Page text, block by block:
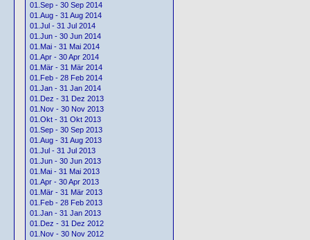
01.Sep - 30 Sep 2014
01.Aug - 31 Aug 2014
01.Jul - 31 Jul 2014
01.Jun - 30 Jun 2014
01.Mai - 31 Mai 2014
01.Apr - 30 Apr 2014
01.Mär - 31 Mär 2014
01.Feb - 28 Feb 2014
01.Jan - 31 Jan 2014
01.Dez - 31 Dez 2013
01.Nov - 30 Nov 2013
01.Okt - 31 Okt 2013
01.Sep - 30 Sep 2013
01.Aug - 31 Aug 2013
01.Jul - 31 Jul 2013
01.Jun - 30 Jun 2013
01.Mai - 31 Mai 2013
01.Apr - 30 Apr 2013
01.Mär - 31 Mär 2013
01.Feb - 28 Feb 2013
01.Jan - 31 Jan 2013
01.Dez - 31 Dez 2012
01.Nov - 30 Nov 2012